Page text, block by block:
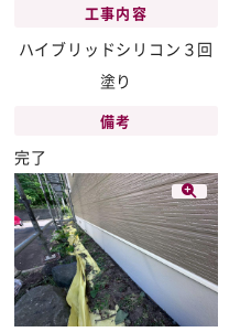
工事内容
ハイブリッドシリコン３回
塗り
備考
完了